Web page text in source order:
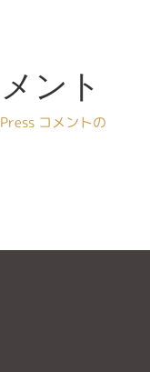
ント
コメントの